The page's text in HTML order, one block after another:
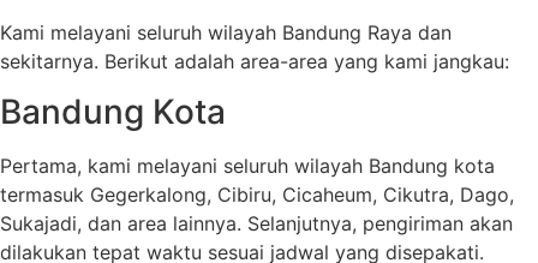
Kami melayani seluruh wilayah Bandung Raya dan
sekitarnya. Berikut adalah area-area yang kami jangkau:
Bandung Kota
Pertama, kami melayani seluruh wilayah Bandung kota
termasuk Gegerkalong, Cibiru, Cicaheum, Cikutra, Dago,
Sukajadi, dan area lainnya. Selanjutnya, pengiriman akan
dilakukan tepat waktu sesuai jadwal yang disepakati.